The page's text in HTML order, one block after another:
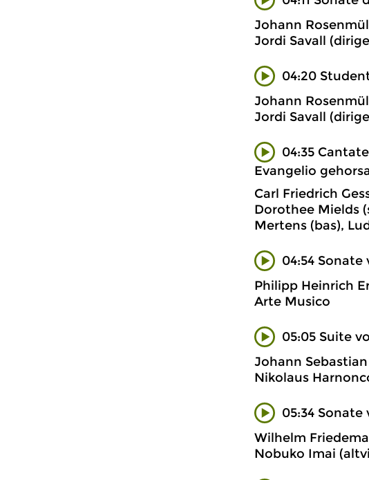
Johann
Jordi Savall
04:20
Johann
Jordi Savall
04:35
Evangelio
Carl Friedrich
Dorothee Mields
Mertens (bas),
04:54 Sonate
Philipp Heinrich
Arte Musico
05:05 Suite
Johann
Nikolaus
05:34
Wilhelm
Nobuko Imai